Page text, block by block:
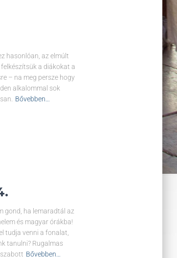
hasonlóan, az elmúlt
a diákokat a
– na meg persze hogy
alkalommal sok
Bővebben…
gond, ha lemaradtál az
és magyar órákba!
tudja venni a fonalat,
tanulni? Rugalmas
Bővebben…